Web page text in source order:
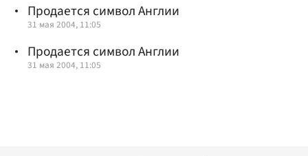
Продается символ Англии
31 мая 2004, 11:05
Продается символ Англии
31 мая 2004, 11:05